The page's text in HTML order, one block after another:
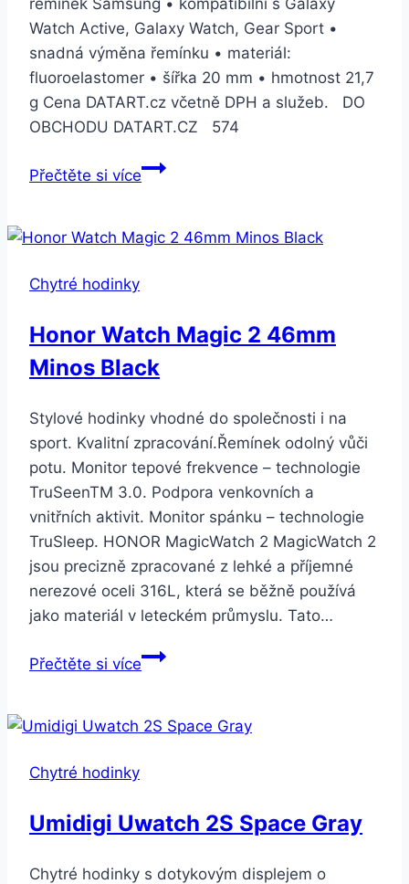
Watch Active, Galaxy Watch, Gear Sport •
snadná výměna řemínku • materiál:
fluoroelastomer • šířka 20 mm • hmotnost 21,7
g Cena DATART.cz včetně DPH a služeb. DO
OBCHODU DATART.CZ 574
Přečtěte si víceSamsung
Active
Chytré hodinky
Honor Watch Magic 2 46mm
Minos Black
Stylové hodinky vhodné do společnosti i na
sport. Kvalitní zpracování.Řemínek odolný vůči
potu. Monitor tepové frekvence – technologie
TruSeenTM 3.0. Podpora venkovních a
vnitřních aktivit. Monitor spánku – technologie
TruSleep. HONOR MagicWatch 2 MagicWatch 2
jsou precizně zpracované z lehké a příjemné
nerezové oceli 316L, která se běžně používá
jako materiál v leteckém průmyslu. Tato…
Přečtěte si víceHonor
2
Chytré hodinky
Umidigi Uwatch 2S Space Gray
Chytré hodinky s dotykovým displejem o